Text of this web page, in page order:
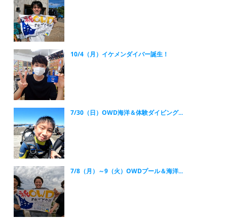
10/4（月）イケメンダイバー誕生！
7/30（日）OWD海洋＆体験ダイビング...
7/8（月）～9（火）OWDプール＆海洋...